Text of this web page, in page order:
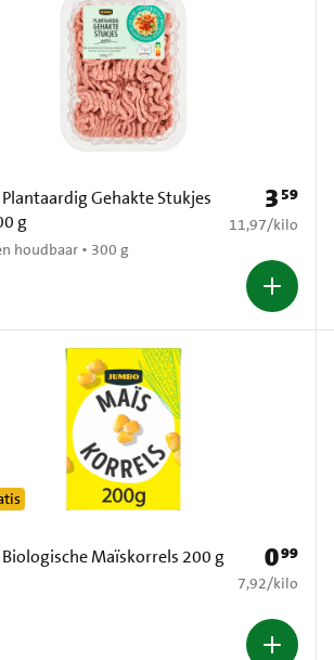
Gehakte Stukjes
g
houdbaar • 300 g
Prijs: €
3 59
€ 11,97 per kilo
11,97/kilo
Maïskorrels 200 g Prijs: €
099
€ 7,92 per kilo
7,92/kilo